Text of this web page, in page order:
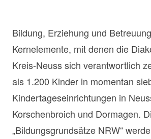
Bildung, Erziehung und
Kernelemente, mit denen die
Kreis-Neuss sich verantwortlich
als 1.200 Kinder in momentan
Kindertageseinrichtungen in
Korschenbroich und Dormagen.
„Bildungsgrundsätze NRW“